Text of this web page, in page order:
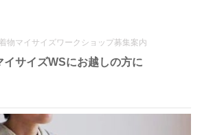
物マイサイズワークショップ募集案内
サイズWSにお越しの方に